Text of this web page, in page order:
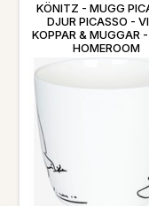
KÖNITZ - MUGG
DJUR PICASSO -
KOPPAR & MUGGAR
HOMEROOM